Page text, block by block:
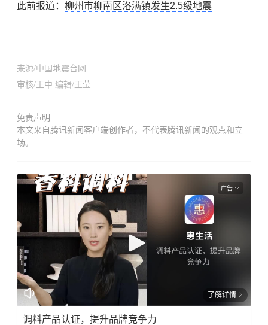
此前报道： 柳州市柳南区洛满镇发生2.5级地震
来源/中国地震台网
审核/王中 编辑/王莹
免责声明
本文来自腾讯新闻客户端创作者，不代表腾讯新闻的观点和立
场。
广告
了解详情
调料产品认证，提升品牌竞争力